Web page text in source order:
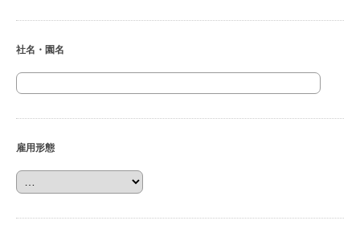
社名・園名
雇用形態